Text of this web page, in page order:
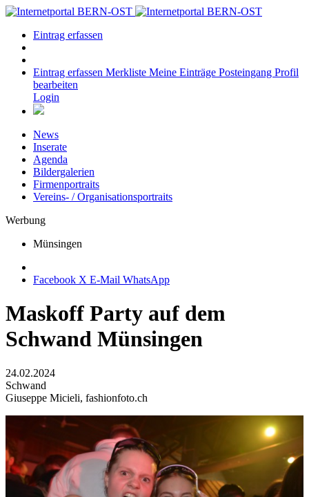
Eintrag erfassen
Eintrag erfassen Merkliste Meine Einträge Posteingang Profil
bearbeiten
Login
News
Inserate
Agenda
Bildergalerien
Firmenportraits
Vereins- / Organisationsportraits
Werbung
Münsingen
Facebook X E-Mail WhatsApp
Maskoff Party auf dem
Schwand Münsingen
24.02.2024
Schwand
Giuseppe Micieli, fashionfoto.ch